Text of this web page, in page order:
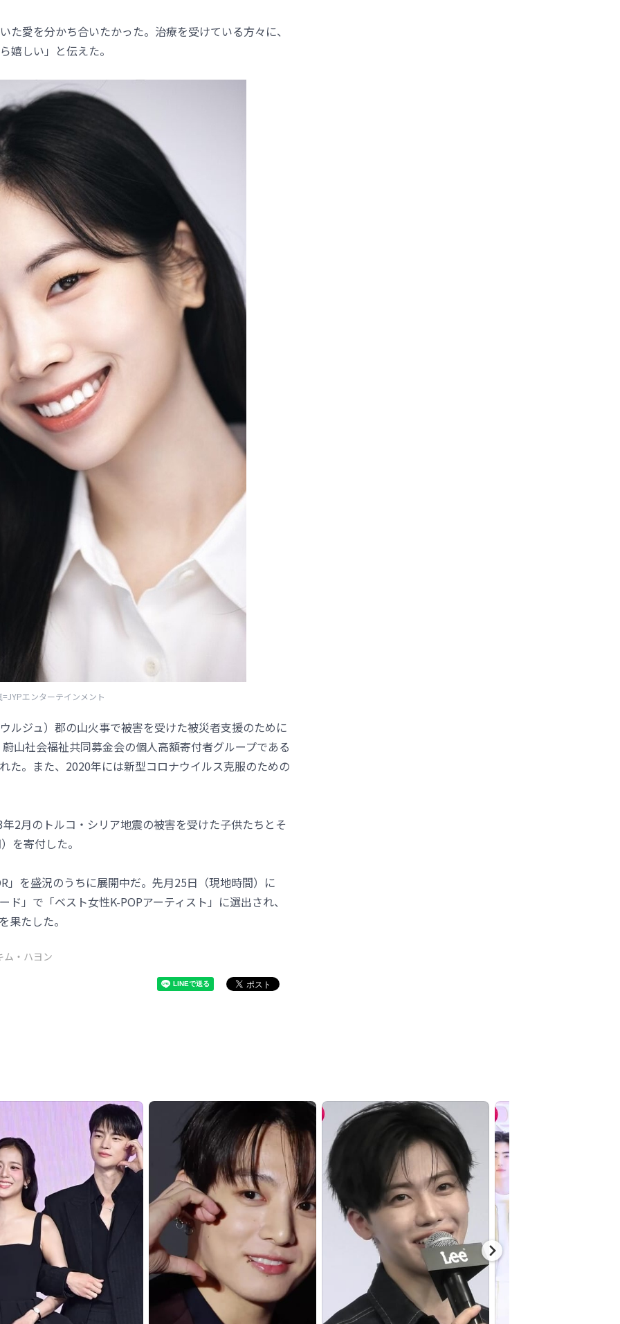
愛を分かち合いたかった。治療を受けている方々に、
嬉しい」と伝えた。
=JYPエンターテインメント
ルジュ）郡の山火事で被害を受けた被災者支援のために
山社会福祉共同募金会の個人高額寄付者グループである
た。また、2020年には新型コロナウイルス克服のための
2月のトルコ・シリア地震の被害を受けた子供たちとそ
を寄付した。
」を盛況のうちに展開中だ。先月25日（現地時間）に
」で「ベスト女性K-POPアーティスト」に選出され、
果たした。
ム・ハヨン